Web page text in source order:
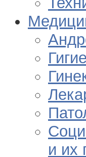
и их